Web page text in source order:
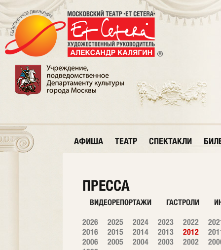
АФИША ТЕАТР СПЕКТАКЛИ
ПРЕССА
ВИДЕОРЕПОРТАЖИ ГАСТРОЛИ
2026 2025 2024 2023 2022
2016
2015 2014 2013 2012
2006
2005 2004 2003 2002